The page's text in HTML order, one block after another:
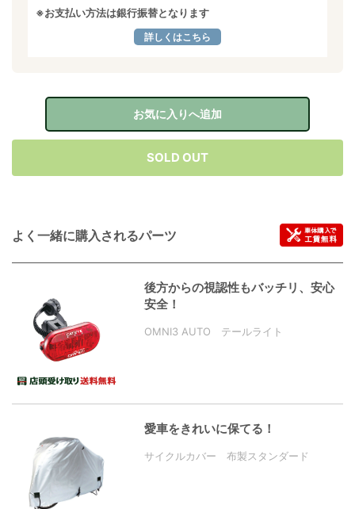
※お支払い方法は銀行振替となります
詳しくはこちら
お気に入りへ追加
SOLD OUT
よく一緒に購入されるパーツ
後方からの視認性もバッチリ、安心
安全！
OMNI3 AUTO テールライト
愛車をきれいに保てる！
サイクルカバー 布製スタンダード